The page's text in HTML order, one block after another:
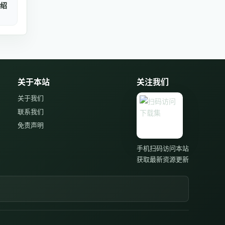
关于本站
关于我们
联系我们
免责声明
关注我们
手机扫码访问本站
获取最新资源更新